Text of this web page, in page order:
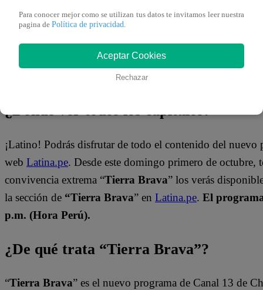
¿Dónde ver todos los capítulos?
¡Latino! Podrás disfrutar de todo el contenido del nuevo
web Latina.pe. Desde este domingo primero de
convivencia extrema “Tierra Brava” los verás
la sección de “Tierra Brava” en Latina.pe. El
p.m. (Hora Perú).
¿De qué trata “Tierra Brava”?
“Tierra Brava” es el nuevo programa de Canal 13 de
Para conocer mejor como se utilizan tus datos te invitamos leer nuestra
pagina de Política de privacidad.
Aceptar Cookies
Rechazar